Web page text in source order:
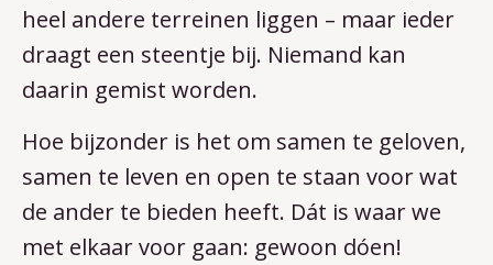
heel andere terreinen liggen – maar ieder
draagt een steentje bij. Niemand kan
daarin gemist worden.
Hoe bijzonder is het om samen te geloven,
samen te leven en open te staan voor wat
de ander te bieden heeft. Dát is waar we
met elkaar voor gaan: gewoon dóen!